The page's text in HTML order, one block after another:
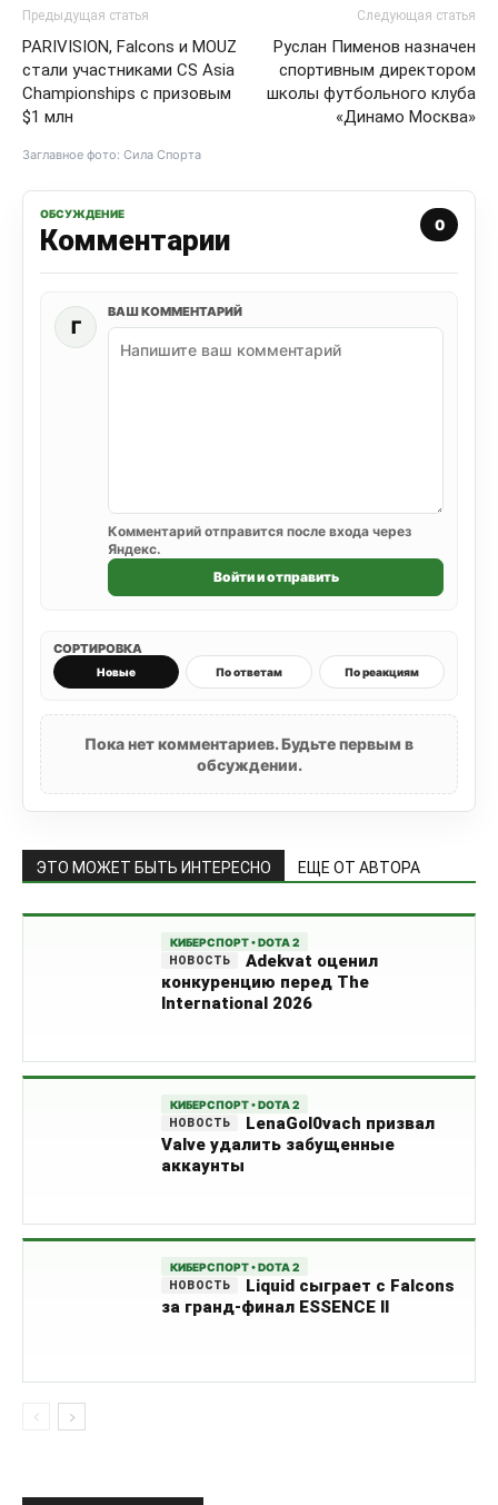
Предыдущая статья
PARIVISION, Falcons и MOUZ
стали участниками CS Asia
Championships с призовым
$1 млн
Следующая статья
Руслан Пименов назначен
спортивным директором
школы футбольного клуба
«Динамо Москва»
Заглавное фото: Сила Спорта
ОБСУЖДЕНИЕ
Комментарии 0
Г
ВАШ КОММЕНТАРИЙ
Комментарий отправится после входа через
Яндекс.
Войти и отправить
СОРТИРОВКА
Новые По ответам По реакциям
Пока нет комментариев. Будьте первым в
обсуждении.
ЭТО МОЖЕТ БЫТЬ ИНТЕРЕСНО ЕЩЕ ОТ АВТОРА
КИБЕРСПОРТ • DOTA 2
Adekvat оценил
конкуренцию перед The
International 2026
КИБЕРСПОРТ • DOTA 2
LenaGol0vach призвал
Valve удалить забущенные
аккаунты
КИБЕРСПОРТ • DOTA 2
Liquid сыграет с Falcons
за гранд-финал ESSENCE II